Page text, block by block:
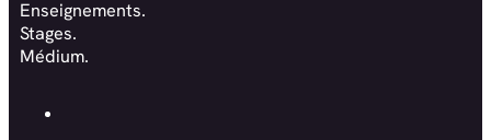
Enseignements.
Stages.
Médium.